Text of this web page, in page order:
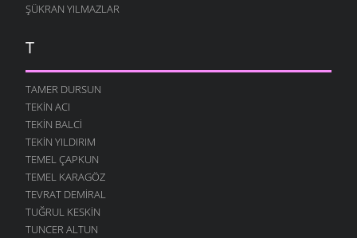
ŞÜKRAN YILMAZLAR
T
TAMER DURSUN
TEKIN ACI
TEKIN BALCI
TEKIN YILDIRIM
TEMEL ÇAPKUN
TEMEL KARAGÖZ
TEVRAT DEMIRAL
TUĞRUL KESKIN
TUNCER ALTUN